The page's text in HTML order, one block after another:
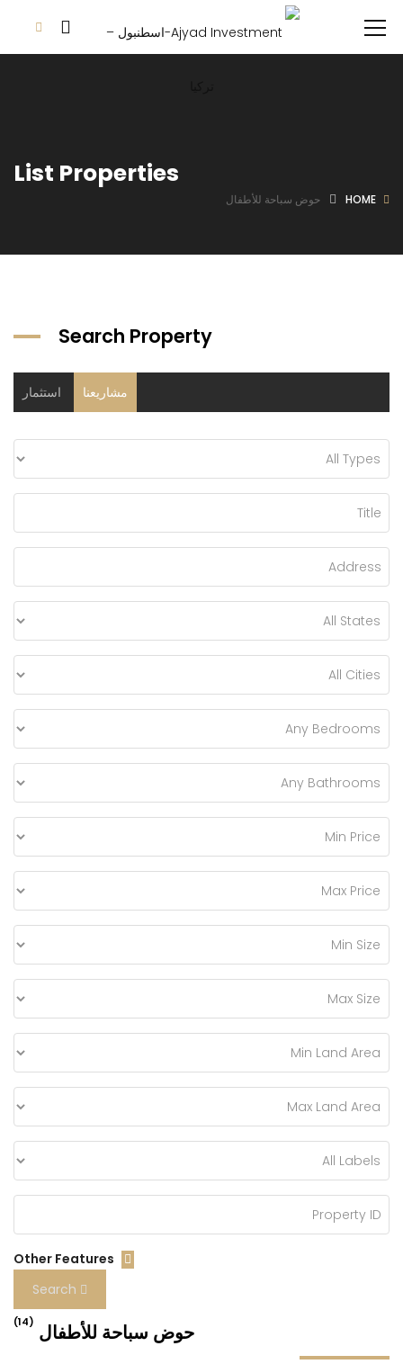
List Properties
HOME حوض سباحة للأطفال
Search Property
مشاريعنا استثمار
حوض سباحة للأطفال (14)